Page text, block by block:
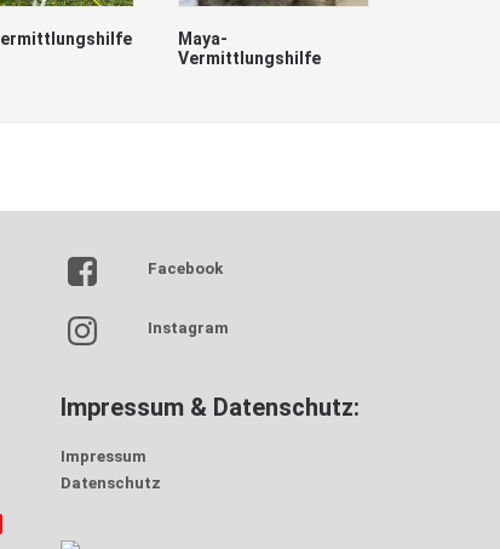
Maya-
Vermittlungshilfe
Facebook
Instagram
Impressum & Datenschutz:
Impressum
Datenschutz